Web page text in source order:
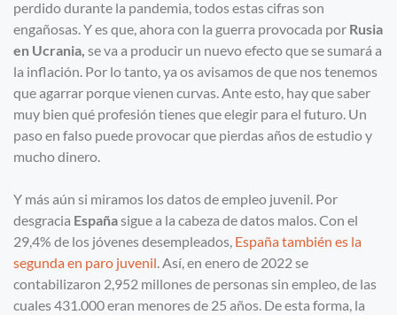
perdido durante la pandemia, todos estas cifras son
engañosas. Y es que, ahora con la guerra provocada por Rusia
en Ucrania, se va a producir un nuevo efecto que se sumará a
la inflación. Por lo tanto, ya os avisamos de que nos tenemos
que agarrar porque vienen curvas. Ante esto, hay que saber
muy bien qué profesión tienes que elegir para el futuro. Un
paso en falso puede provocar que pierdas años de estudio y
mucho dinero.
Y más aún si miramos los datos de empleo juvenil. Por
desgracia Españasigue a la cabeza de datos malos. Con el
29,4% de los jóvenes desempleados, España también es la
segunda en paro juvenil. Así, en enero de 2022 se
contabilizaron 2,952 millones de personas sin empleo, de las
cuales 431.000 eran menores de 25 años. De esta forma, la